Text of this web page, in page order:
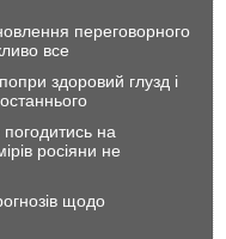
переговорного
все
здоровий глузд і
на
росіяни не
щодо